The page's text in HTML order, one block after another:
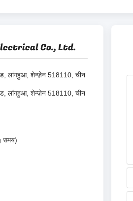
Co., Ltd.
लांगहुआ, शेन्ज़ेन 518110, चीन
लांगहुआ, शेन्ज़ेन 518110, चीन
समय)